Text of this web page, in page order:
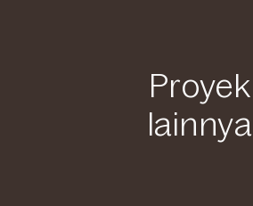
Proyek
lainnya